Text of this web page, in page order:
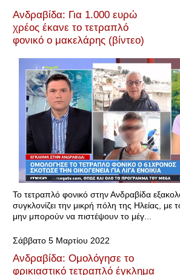
Ανδραβίδα: Για 1.000 ευρώ
χρέος έκανε το τετραπλό
φονικό ο μακελάρης (βίντεο)
Το τετραπλό φονικό στην Ανδραβίδα
συγκλονίζει την μικρή πόλη της Ηλείας, με
μην μπορούν να πιστέψουν το μέγ...
Σάββατο 5 Μαρτίου 2022
Ανδραβίδα: Ομολόγησε το
φρικιαστικό τετραπλό έγκλημα